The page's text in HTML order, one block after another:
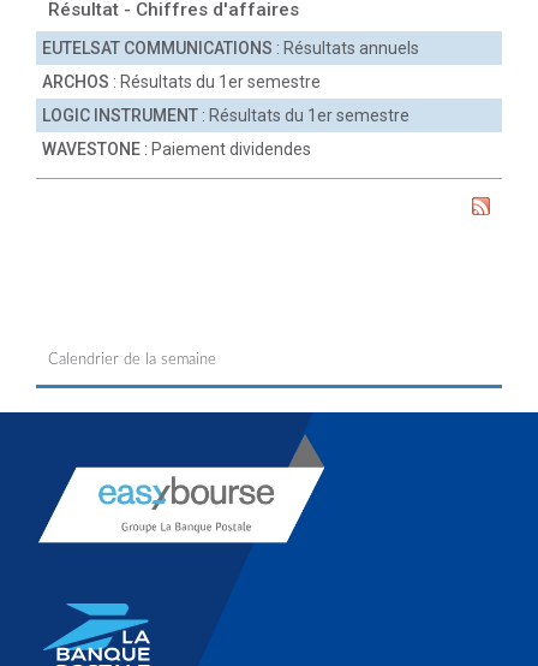
Résultat - Chiffres d'affaires
EUTELSAT COMMUNICATIONS : Résultats annuels
ARCHOS : Résultats du 1er semestre
LOGIC INSTRUMENT : Résultats du 1er semestre
WAVESTONE : Paiement dividendes
Calendrier de la semaine